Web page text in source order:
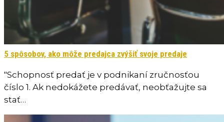
5 spôsobov, ako môže predajca zvýšiť svoje predaje
"Schopnosť predať je v podnikaní zručnosťou
číslo 1. Ak nedokážete predávať, neobťažujte sa
stať…